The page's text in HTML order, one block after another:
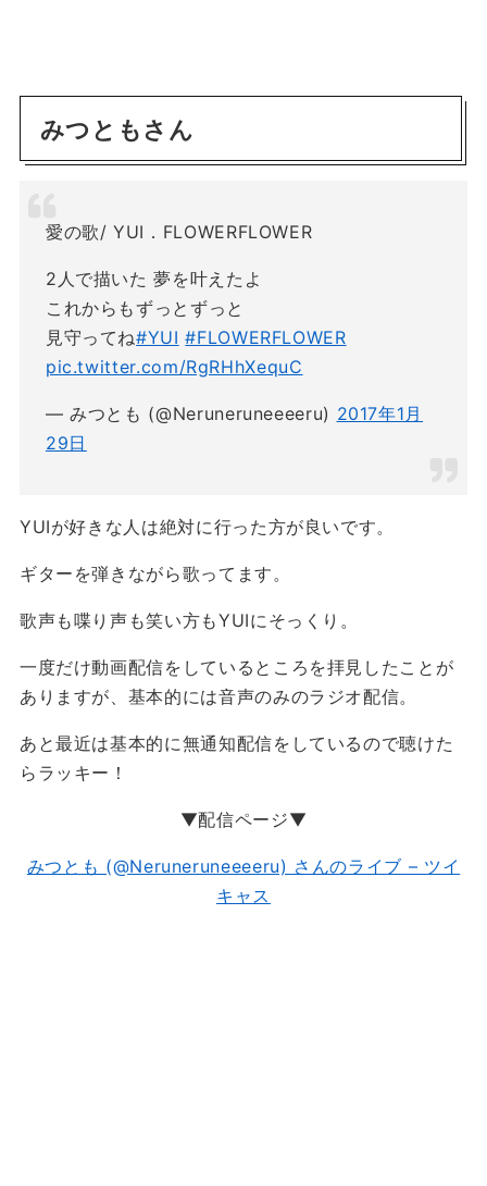
みつともさん
愛の歌/ YUI．FLOWERFLOWER
2人で描いた 夢を叶えたよ
これからもずっとずっと
見守ってね#YUI #FLOWERFLOWER
pic.twitter.com/RgRHhXequC
— みつとも (@Neruneruneeeeru) 2017年1月
29日
YUIが好きな人は絶対に行った方が良いです。
ギターを弾きながら歌ってます。
歌声も喋り声も笑い方もYUIにそっくり。
一度だけ動画配信をしているところを拝見したことが
ありますが、基本的には音声のみのラジオ配信。
あと最近は基本的に無通知配信をしているので聴けた
らラッキー！
▼配信ページ▼
みつとも (@Neruneruneeeeru) さんのライブ – ツイ
キャス